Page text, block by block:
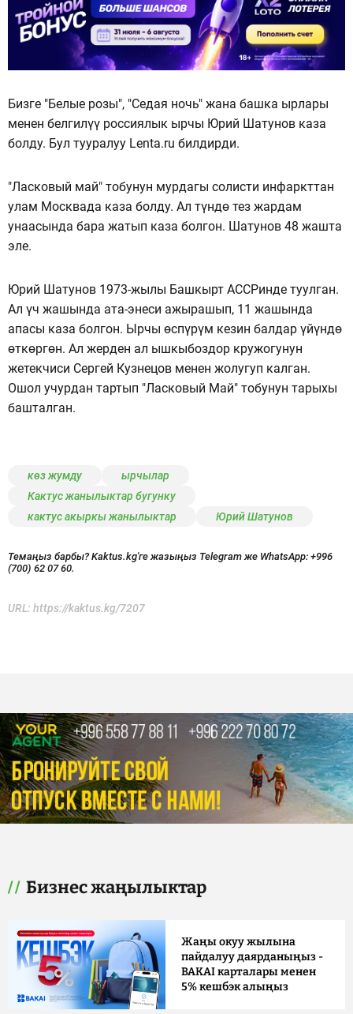
Бизге "Белые розы", "Седая ночь" жана башка ырлары
менен белгилүү россиялык ырчы Юрий Шатунов каза
болду. Бул тууралуу Lenta.ru билдирди.
"Ласковый май" тобунун мурдагы солисти инфаркттан
улам Москвада каза болду. Ал түндө тез жардам
унаасында бара жатып каза болгон. Шатунов 48 жашта
эле.
Юрий Шатунов 1973-жылы Башкырт АССРинде туулган.
Ал үч жашында ата-энеси ажырашып, 11 жашында
апасы каза болгон. Ырчы өспүрүм кезин балдар үйүндө
өткөргөн. Ал жерден ал ышкыбоздор кружогунун
жетекчиси Сергей Кузнецов менен жолугуп калган.
Ошол учурдан тартып "Ласковый Май" тобунун тарыхы
башталган.
көз жумду
ырчылар
Кактус жанылыктар бугунку
кактус акыркы жанылыктар
Юрий Шатунов
Темаңыз барбы? Kaktus.kg'ге жазыңыз Telegram же WhatsApp: +996
(700) 62 07 60.
URL: https://kaktus.kg/7207
Бизнес жаңылыктар
Жаңы окуу жылына
пайдалуу даярданыңыз -
BAKAI карталары менен
5% кешбэк алыңыз